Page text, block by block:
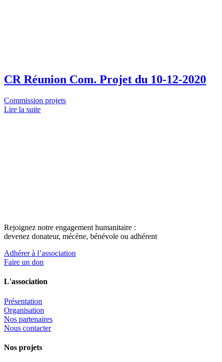
CR Réunion Com. Projet du 10-12-2020
Commission projets
Lire la suite
Rejoignez notre engagement humanitaire :
devenez donateur, mécène, bénévole ou adhérent
Adhérer à l’association
Faire un don
L'association
Présentation
Organisation
Nos partenaires
Nous contacter
Nos projets